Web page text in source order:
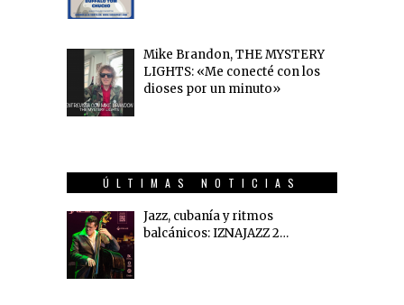
Mike Brandon, THE MYSTERY
LIGHTS: «Me conecté con los
dioses por un minuto»
ÚLTIMAS NOTICIAS
Jazz, cubanía y ritmos
balcánicos: IZNAJAZZ 2…